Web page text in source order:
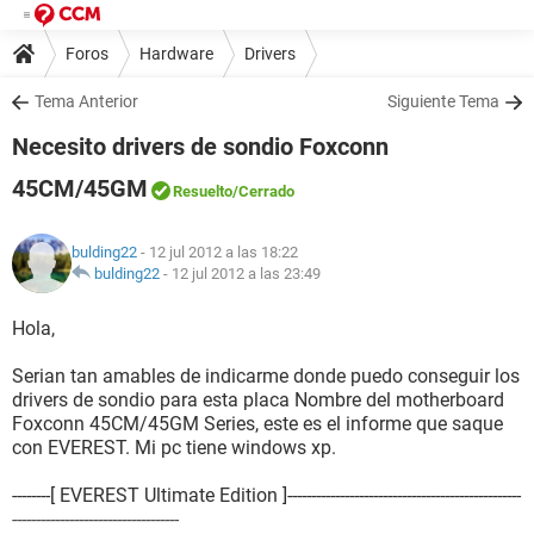
Foros Hardware Drivers
Tema Anterior Siguiente Tema
Necesito drivers de sondio Foxconn
45CM/45GM
Resuelto/Cerrado
bulding22 - 12 jul 2012 a las 18:22
bulding22 - 12 jul 2012 a las 23:49
Hola,
Serian tan amables de indicarme donde puedo conseguir los
drivers de sondio para esta placa Nombre del motherboard
Foxconn 45CM/45GM Series, este es el informe que saque
con EVEREST. Mi pc tiene windows xp.
--------[ EVEREST Ultimate Edition ]-------------------------------------------------
-----------------------------------